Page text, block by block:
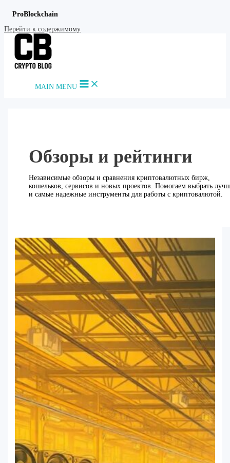
ProBlockchain
Перейти к содержимому
MAIN MENU
Обзоры и рейтинги
Независимые обзоры и сравнения криптовалютных бирж,
кошельков, сервисов и новых проектов. Помогаем выбрать
и самые надежные инструменты для работы с криптовалютой.